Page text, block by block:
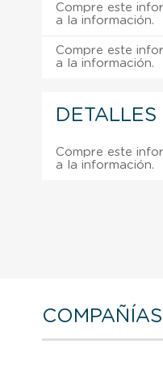
Compre este
a la información.
Compre este
a la información.
Compre este
a la información.